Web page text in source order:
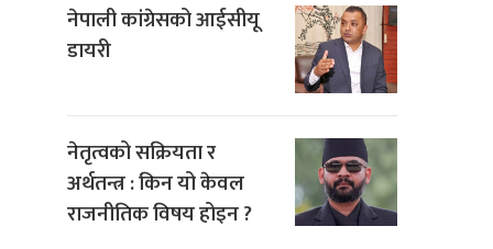
नेपाली कांग्रेसको आईसीयू
डायरी
नेतृत्वको सक्रियता र
अर्थतन्त्र : किन यो केवल
राजनीतिक विषय होइन ?